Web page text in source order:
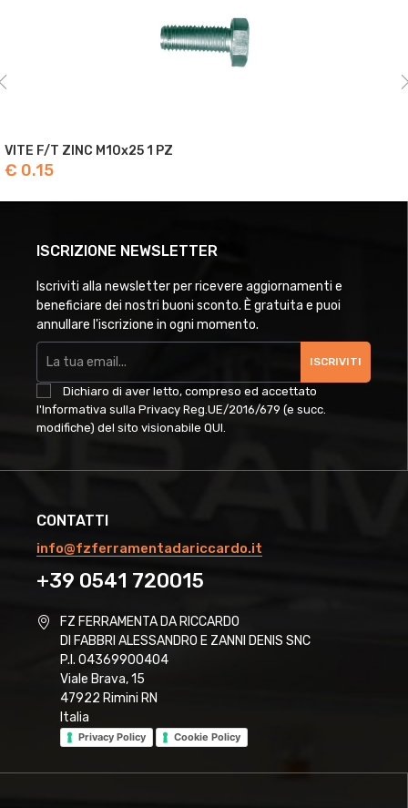
VITE F/T ZINC M10x25 1 PZ
€ 0.15
ISCRIZIONE NEWSLETTER
Iscriviti alla newsletter per ricevere aggiornamenti e
beneficiare dei nostri buoni sconto. È gratuita e puoi
annullare l'iscrizione in ogni momento.
ISCRIVITI
Dichiaro di aver letto, compreso ed accettato
l'Informativa sulla Privacy Reg.UE/2016/679 (e succ.
modifiche) del sito visionabile QUI
CONTATTI
info@fzferramentadariccardo.it
+39 0541 720015
FZ FERRAMENTA DA RICCARDO
DI FABBRI ALESSANDRO E ZANNI DENIS SNC
P.I. 04369900404
Viale Brava, 15
47922 Rimini RN
Italia
Privacy Policy Cookie Policy